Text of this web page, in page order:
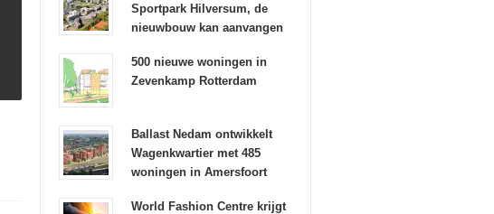
Sportpark Hilversum, de
nieuwbouw kan aanvangen
500 nieuwe woningen in
Zevenkamp Rotterdam
Ballast Nedam ontwikkelt
Wagenkwartier met 485
woningen in Amersfoort
World Fashion Centre krijgt